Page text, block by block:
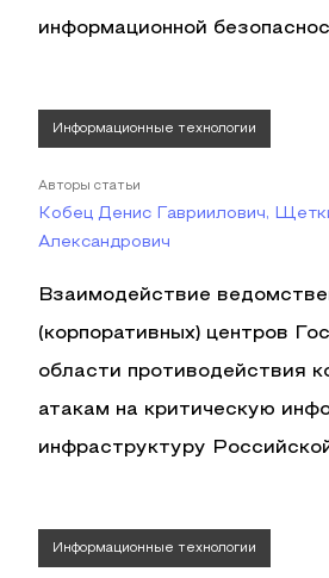
информационной
Информационные технологии
Авторы статьи
Кобец Денис Гавриилович,
Александрович
Взаимодействие
(корпоративных) центров
области противодействия
атакам на критическую
инфраструктуру
Информационные технологии